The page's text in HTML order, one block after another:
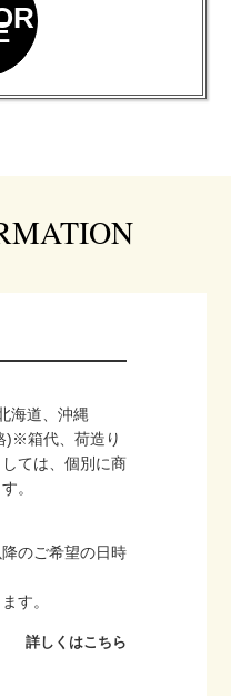
海道、沖縄
)※箱代、荷造り
ては、個別に商
。
のご希望の日時
す。
詳しくはこちら